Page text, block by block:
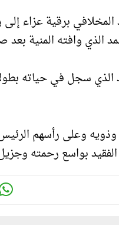
برقية عزاء
الذي وافته المنية
الذي سجل في حياته
وذويه وعلى رأسهم
الفقيد بواسع رحمته